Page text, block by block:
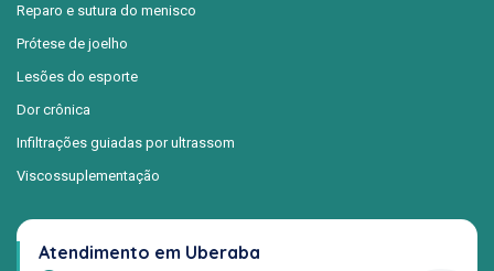
Reparo e sutura do menisco
Prótese de joelho
Lesões do esporte
Dor crônica
Infiltrações guiadas por ultrassom
Viscossuplementação
Atendimento em Uberaba